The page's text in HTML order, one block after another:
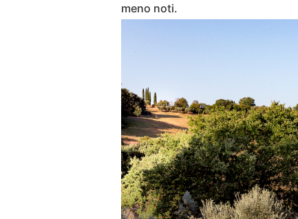
meno noti.